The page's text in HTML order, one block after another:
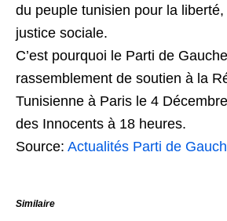
du peuple tunisien pour la
justice sociale.
C’est pourquoi le Parti de
rassemblement de soutien à la
Tunisienne à Paris le 4
des Innocents à 18 heures.
Source: Actualités Parti de
Similaire